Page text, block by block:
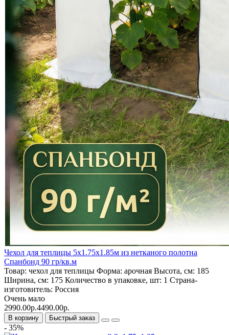
Чехол для теплицы 5х1.75х1.85м из нетканого полотна
Спанбонд 90 гр/кв.м
Товар: чехол для теплицы Форма: арочная Высота, см: 185
Ширина, см: 175 Количество в упаковке, шт: 1 Страна-
изготовитель: Россия
Очень мало
2990.00р.4490.00р.
В корзину Быстрый заказ
- 35%